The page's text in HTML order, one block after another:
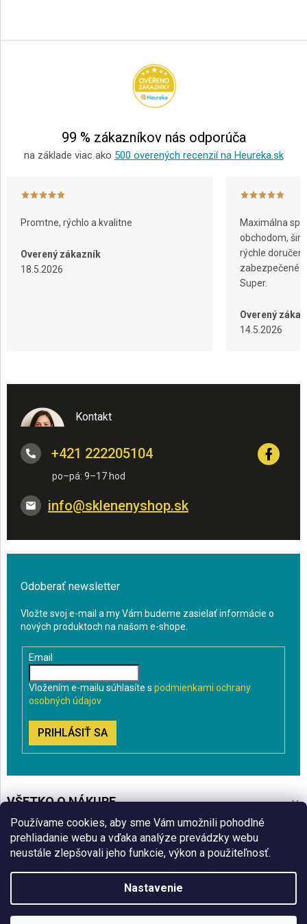
Používame cookies, aby sme Vám umožnili pohodlné
prehliadanie webu a vďaka analýze prevádzky webu
neustále zlepšovali jeho funkcie, výkon a použiteľnosť.
Nastavenie
á
99 % zákazníkov nás odporúča
na základe viac ako 500 overených recenzií na Heureka.sk
Promtne, rýchlo a kvalitne
Overený zákazník
18.5.2026
Maximálna
obchodom,
rýchle
zabezpečené
Super.
Overený
14.5.2026
Kontakt
info@sklenenyshop.sk
+421 222205104
Odoberať newsletter
Vložte svoj e-mail a my Vám budeme zasielať informácie o
nových produktoch na našom e-shope.
Email
Vložením e-mailu súhlasíte s podmienkami ochrany
osobných údajov
PRIHLÁSIŤ SA
VŠETKO O NÁKUPE
BLOG
ČO VÁS ZAUJÍMA
Copyright 2026Sklenenyshop.sk. Všetky práva vyhradené.